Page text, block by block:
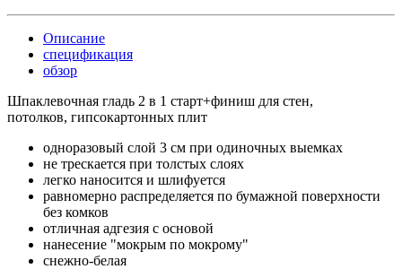
Описание
спецификация
обзор
Шпаклевочная гладь 2 в 1 старт+финиш для стен,
потолков, гипсокартонных плит
одноразовый слой 3 см при одиночных выемках
не трескается при толстых слоях
легко наносится и шлифуется
равномерно распределяется по бумажной поверхности
без комков
отличная адгезия с основой
нанесение "мокрым по мокрому"
снежно-белая